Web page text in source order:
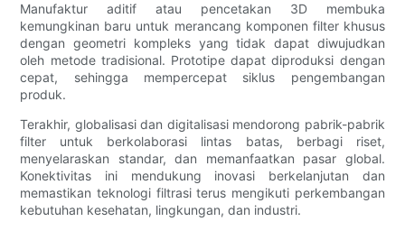
Manufaktur aditif atau pencetakan 3D membuka
kemungkinan baru untuk merancang komponen filter khusus
dengan geometri kompleks yang tidak dapat diwujudkan
oleh metode tradisional. Prototipe dapat diproduksi dengan
cepat, sehingga mempercepat siklus pengembangan
produk.
Terakhir, globalisasi dan digitalisasi mendorong pabrik-pabrik
filter untuk berkolaborasi lintas batas, berbagi riset,
menyelaraskan standar, dan memanfaatkan pasar global.
Konektivitas ini mendukung inovasi berkelanjutan dan
memastikan teknologi filtrasi terus mengikuti perkembangan
kebutuhan kesehatan, lingkungan, dan industri.